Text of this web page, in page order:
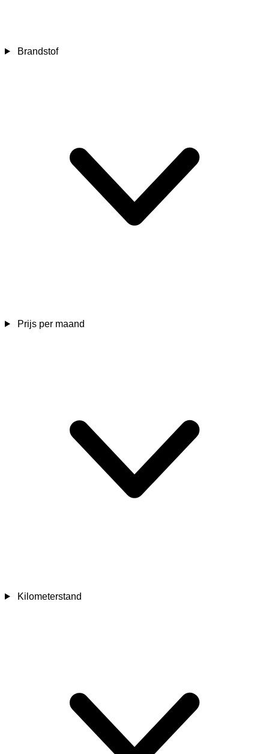
Brandstof
Prijs per maand
Kilometerstand